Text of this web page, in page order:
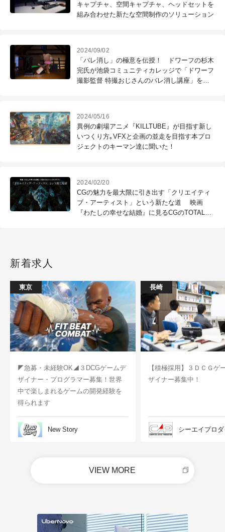
キャプチャ、空間キャプチャ、ヘッドセットを
組み合わせた新たな空間制作のソリューション
2024/09/02
「バレ消し」の極意を伝授！ ドワーフの杉木
完氏が池袋コミュニティカレッジで「ドワーフ
撮影監督 特撮おじさんのバレ消し講座」を開
2024/05/16
異例の劇場アニメ『KILLTUBE』が目指す新し
いつくり方｡VFXと企画の並走を目指す本プロ
ジェクトのキーマン達に聞いた！
2024/02/20
CGの魅力を最大限に引き出す「クリエイティ
ブ・アーティスト」という新たな道 映画
『わたしの幸せな結婚』に見るCGのTOTAL
新着求人
東京
◤急募・未経験OK◢３DCGゲームデ
ザイナー・プログラマー募集！世界
中で楽しまれるゲームの開発経験を
得られます
New Story
長崎
【積極採用】３ＤＣＧゲ
ザイナー募集中！
シーエイプロ
VIEW MORE